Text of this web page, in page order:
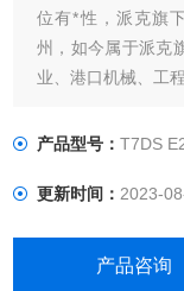
位有*性，派克旗
州，如今属于派克
业、港口机械、工
产品型号：T7DS E24
更新时间：2023-
产品咨询